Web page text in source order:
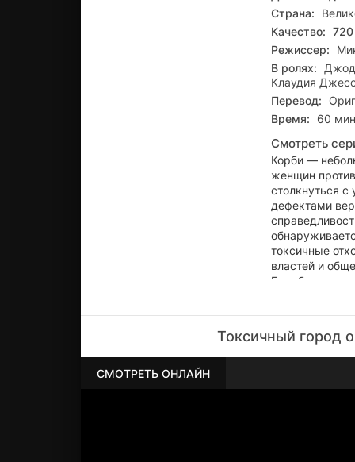
Страна:
Качество:
Режиссер:
В ролях:
Клаудия
Перевод:
Время:
60 мин
Смотреть
Корби —
женщин
столкнуться
дефектами
токсичные
властей и
Борьба за
Токсичный город
СМОТРЕТЬ ОНЛАЙН